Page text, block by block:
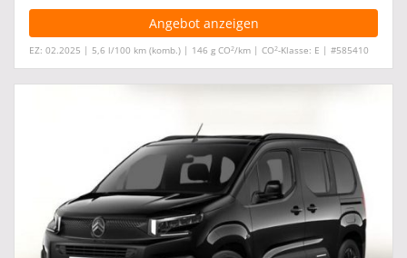
Angebot anzeigen
EZ: 02.2025 | 5,6 l/100 km (komb.) | 146 g CO2/km | CO2-Klasse: E | #585410